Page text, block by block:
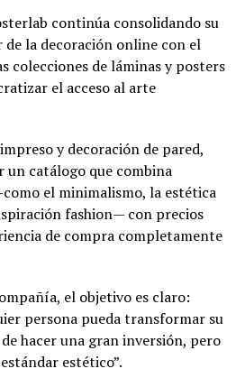
continúa consolidando su
de la decoración online con el
colecciones de láminas y posters
el acceso al arte
y decoración de pared,
un catálogo que combina
el minimalismo, la estética
fashion— con precios
de compra completamente
el objetivo es claro:
persona pueda transformar su
hacer una gran inversión, pero
estético”.